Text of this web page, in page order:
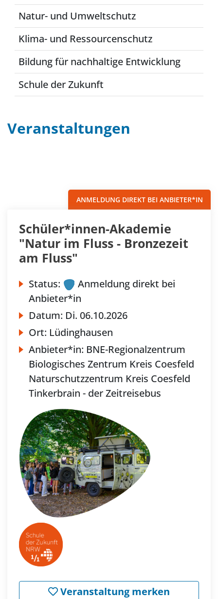
Natur- und Umweltschutz
Klima- und Ressourcenschutz
Bildung für nachhaltige Entwicklung
Schule der Zukunft
Veranstaltungen
ANMELDUNG DIREKT BEI ANBIETER*IN
Schüler*innen-Akademie
"Natur im Fluss - Bronzezeit
am Fluss"
Status:
Anmeldung direkt bei
Anbieter*in
Datum: Di. 06.10.2026
Ort: Lüdinghausen
Anbieter*in: BNE-Regionalzentrum
Biologisches Zentrum Kreis Coesfeld
Naturschutzzentrum Kreis Coesfeld
Tinkerbrain - der Zeitreisebus
Veranstaltung merken